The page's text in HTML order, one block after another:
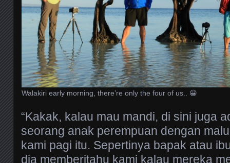
Walakiri early morning, there’re only the four of us.. 😀
“Kakak, kalau mau mandi, di sini juga
seorang anak perempuan dengan
kami pagi itu. Sepertinya bapak atau
dia memberitahu kami kalau mereka